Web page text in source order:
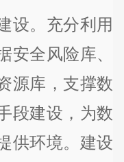
设。充分利用
安全风险库、
源库，支撑数
段建设，为数
供环境。建设